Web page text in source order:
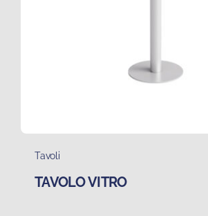
Tavoli
TAVOLO VITRO